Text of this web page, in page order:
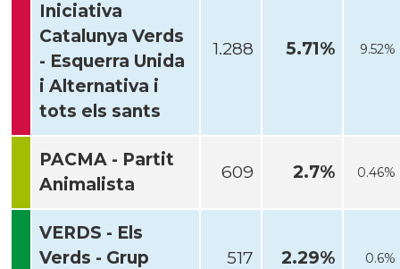
Iniciativa
Catalunya Verds
- Esquerra Unida
i Alternativa i
tots els sants
1.288 5.71% 9.52%
PACMA - Partit
Animalista
609 2.7% 0.46%
VERDS - Els
Verds - Grup
517 2.29% 0.6%